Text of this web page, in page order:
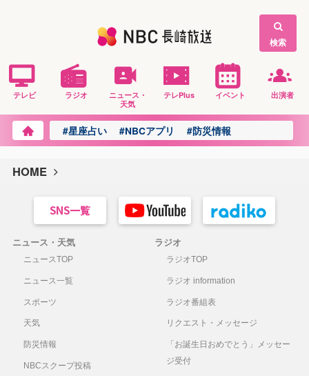
検索
テレビ ラジオ
ニュース・
天気
テレPlus イベント 出演者
#星座占い #NBCアプリ #防災情報
HOME
ニュース・天気
ニュースTOP
ニュース一覧
スポーツ
天気
防災情報
NBCスクープ投稿
ラジオ
ラジオTOP
ラジオ information
ラジオ番組表
リクエスト・メッセージ
「お誕生日おめでとう」メッセー
ジ受付